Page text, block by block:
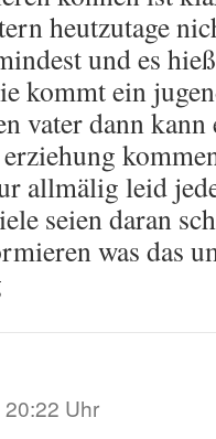
heutzutage
und es
kommt ein
vater dann kann
allmälig leid
seien daran
was das
Uhr